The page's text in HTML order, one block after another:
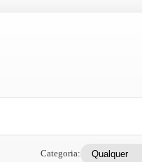
Categoria: